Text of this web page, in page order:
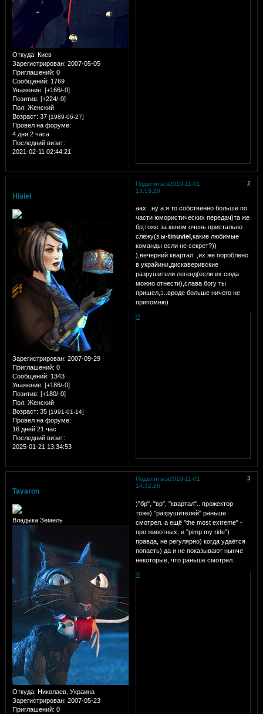
Откуда: Киев
Зарегистрирован: 2007-05-05
Приглашений: 0
Сообщений: 1769
Уважение: [+166/-0]
Позитив: [+224/-0]
Пол: Женский
Возраст: 37 [1989-06-27]
Провел на форуме:
4 дня 2 часа
Последний визит:
2021-02-11 02:44:21
Поделиться 2
2010-11-01
13:53:20
Hisiel
Зарегистрирован: 2007-09-29
Приглашений: 0
Сообщений: 1343
Уважение: [+186/-0]
Позитив: [+180/-0]
Пол: Женский
Возраст: 35 [1991-01-14]
Провел на форуме:
16 дней 21 час
Последний визит:
2025-01-21 13:34:53
аах...ну а я то собственно больше по
части юмористических передач)та же
бр,тоже за квном очень пристально
слежу(з.ы-tinuviel ,какие любимые
команды если не секрет?))
),вечерний квартал
,их же пороблено
в украйини,дискаверивские
разрушители легенд(если их сюда
можно отнести),слава богу ты
пришел,э..вроде больше ничего не
припомню)
0
Поделиться 3
2010-11-01
14:32:26
Tavaron
Владыка Земель
Откуда: Николаев, Украина
Зарегистрирован: 2007-05-23
Приглашений: 0
)"бр", "вр", "квартал".. прожектор
тоже) "разрушителей" раньше
смотрел. а ещё "the most extreme" -
про животных, и "pimp my ride")
правда, не регулярно) когда удаётся
попасть) да и не показывают нынче
некоторые, что раньше смотрел.
0